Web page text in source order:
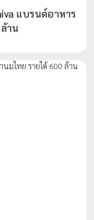
แบรนด์อาหาร
าน